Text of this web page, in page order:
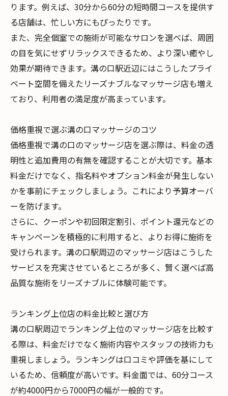
ります。例えば、30分から60分の短時間コースを提供す
る店舗は、忙しい方にもぴったりです。
また、完全個室での施術が可能なサロンを選べば、周囲
の目を気にせずリラックスできるため、より深い癒やし
効果が期待できます。溝の口駅近辺にはこうしたプライ
ベート空間を備えたリーズナブルなマッサージ店も増え
ており、利用者の満足度が高まっています。
価格重視で選ぶ溝の口マッサージのコツ
価格重視で溝の口のマッサージ店を選ぶ際は、料金の透
明性と追加費用の有無を確認することが大切です。基本
料金だけでなく、指名料やオプション料金が発生しない
かを事前にチェックしましょう。これにより予算オーバ
ーを防げます。
さらに、クーポンや初回限定割引、ポイント還元などの
キャンペーンを積極的に利用すると、よりお得に施術を
受けられます。溝の口駅周辺のマッサージ店はこうした
サービスを充実させているところが多く、賢く選べば高
品質な施術をリーズナブルに体験可能です。
ランキング上位店の料金比較と選び方
溝の口駅周辺でランキング上位のマッサージ店を比較す
る際は、料金だけでなく施術内容やスタッフの技術力も
重視しましょう。ランキングは口コミや評価を基にして
いるため、信頼度が高いです。料金面では、60分コース
が約4000円から7000円の幅が一般的です。